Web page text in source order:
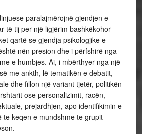
paralajmërojnë gjendjen e
të tij per një ligjërim bashkëkohor
qartë se gjendja psikologjike e
nën presion dhe i përfshirë nga
e humbjes. Ai, i mbërthyer nga një
me ankth, lë tematikën e debatit,
dhe fillon një variant tjetër, politikën
ose personalizimit, racën,
prejardhjen, apo identifikimin e
te keqen e mundshme te grupit